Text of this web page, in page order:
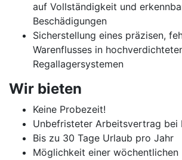
auf Vollständigkeit und
Beschädigungen
Sicherstellung eines präzisen,
Warenflusses in
Regallagersystemen
Wir bieten
Keine Probezeit!
Unbefristeter Arbeitsvertrag bei
Bis zu 30 Tage Urlaub pro Jahr
Möglichkeit einer wöchentlichen